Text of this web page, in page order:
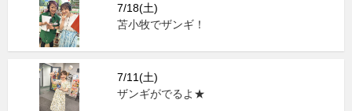
7/18(土)
苫小牧でザンギ！
7/11(土)
ザンギがでるよ★